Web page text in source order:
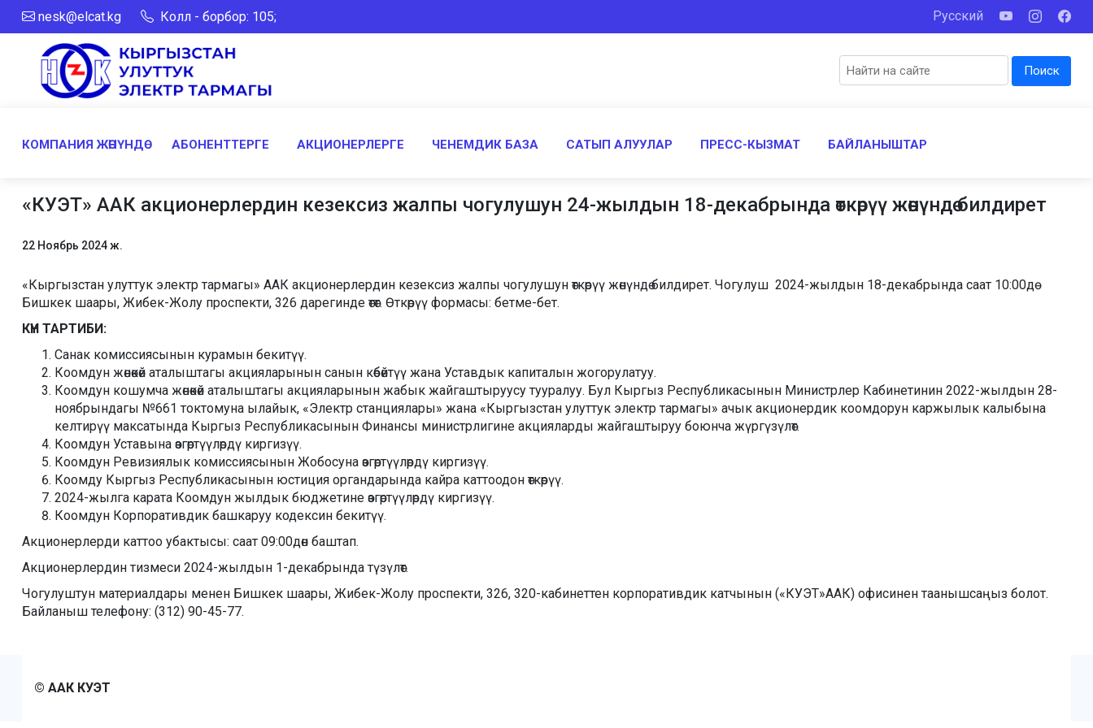
nesk@elcat.kg Колл - борбор: 105; Русский
Поиск
КОМПАНИЯ ЖӨНҮНДӨ АБОНЕНТТЕРГЕ АКЦИОНЕРЛЕРГЕ ЧЕНЕМДИК БАЗА САТЫП АЛУУЛАР ПРЕСС-КЫЗМАТ БАЙЛАНЫШТАР
«КУЭТ» ААК акционерлердин кезексиз жалпы чогулушун 24-жылдын 18-декабрында өткөрүү жөнүндө билдирет
22 Ноябрь 2024 ж.
«Кыргызстан улуттук электр тармагы» ААК акционерлердин кезексиз жалпы чогулушун өткөрүү жөнүндө билдирет. Чогулуш 2024-жылдын 18-декабрында саат 10:00дө
Бишкек шаары, Жибек-Жолу проспекти, 326 дарегинде өтөт. Өткөрүү формасы: бетме-бет.
КҮН ТАРТИБИ:
Санак комиссиясынын курамын бекитүү.
Коомдун жөнөкөй аталыштагы акцияларынын санын көбөйтүү жана Уставдык капиталын жогорулатуу.
Коомдун кошумча жөнөкөй аталыштагы акцияларынын жабык жайгаштыруусу тууралуу. Бул Кыргыз Республикасынын Министрлер Кабинетинин 2022-жылдын 28-
ноябрындагы №661 токтомуна ылайык, «Электр станциялары» жана «Кыргызстан улуттук электр тармагы» ачык акционердик коомдорун каржылык калыбына
келтирүү максатында Кыргыз Республикасынын Финансы министрлигине акцияларды жайгаштыруу боюнча жүргүзүлөт.
Коомдун Уставына өзгөртүүлөрдү киргизүү.
Коомдун Ревизиялык комиссиясынын Жобосуна өзгөртүүлөрдү киргизүү.
Коомду Кыргыз Республикасынын юстиция органдарында кайра каттоодон өткөрүү.
2024-жылга карата Коомдун жылдык бюджетине өзгөртүүлөрдү киргизүү.
Коомдун Корпоративдик башкаруу кодексин бекитүү.
Акционерлерди каттоо убактысы: саат 09:00дөн баштап.
Акционерлердин тизмеси 2024-жылдын 1-декабрында түзүлөт.
Чогулуштун материалдары менен Бишкек шаары, Жибек-Жолу проспекти, 326, 320-кабинеттен корпоративдик катчынын («КУЭТ»ААК) офисинен таанышсаңыз болот.
Байланыш телефону: (312) 90-45-77.
© ААК КУЭТ